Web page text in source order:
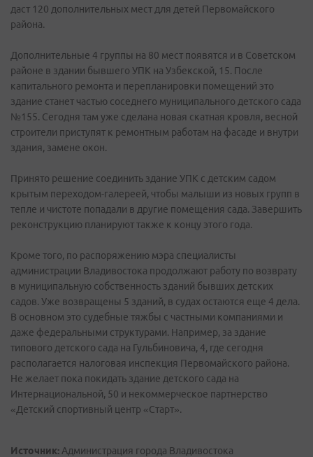
даст 120 дополнительных мест для детей Первомайского
района.
Дополнительные 4 группы на 80 мест появятся и в Советском
районе в здании бывшего УПК на Узбекской, 15. После
капитального ремонта и перепланировки помещений это
здание станет частью соседнего муниципального детского сада
№155. Сегодня там уже сделана новая скатная кровля, весной
строители приступят к ремонтным работам на фасаде и внутри
здания, замене окон.
Принято решение соединить здание УПК с детским садом
крытым переходом-галереей, чтобы малыши из новых групп в
тепле и чистоте попадали в другие помещения сада. Завершить
реконструкцию планируют также к концу этого года.
Кроме того, по распоряжению мэра специалисты
администрации Владивостока продолжают работу по возврату
в муниципальную собственность зданий бывших детских
садов. Уже возвращены 5 зданий, в судах остаются еще 4 дела.
В основном это судебные тяжбы с частными компаниями и
даже федеральными структурами. Например, за здание
типового детского сада на Гульбиновича, 4, где сегодня
располагается налоговая инспекция Первомайского района.
Не желает пока покидать здание детского сада на
Интернациональной, 50 и некоммерческое партнерство
«Детский спортивный центр «Старт».
Источник: Администрация города Владивостока